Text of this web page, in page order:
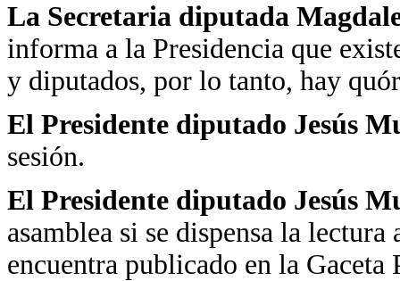
La Secretaria diputada
informa a la Presidencia que
y diputados, por lo tanto, hay
El Presidente diputado Jesús
sesión.
El Presidente diputado Jesús
asamblea si se dispensa la
encuentra publicado en la Gaceta